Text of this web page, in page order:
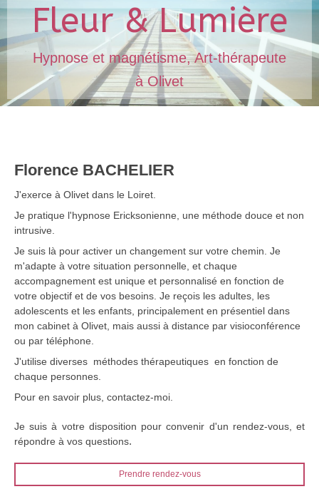
Fleur & Lumière
Hypnose et magnétisme, Art-thérapeute
à Olivet
Florence BACHELIER
J'exerce à Olivet dans le Loiret.
Je pratique l'hypnose Ericksonienne, une méthode douce et non
intrusive.
Je suis là pour activer un changement sur votre chemin. Je
m'adapte à votre situation personnelle, et chaque
accompagnement est unique et personnalisé en fonction de
votre objectif et de vos besoins. Je reçois les adultes, les
adolescents et les enfants, principalement en présentiel dans
mon cabinet à Olivet, mais aussi à distance par visioconférence
ou par téléphone.
J'utilise diverses méthodes thérapeutiques en fonction de
chaque personnes.
Pour en savoir plus, contactez-moi.
Je suis à votre disposition pour convenir d'un rendez-vous, et
répondre à vos questions.
Prendre rendez-vous